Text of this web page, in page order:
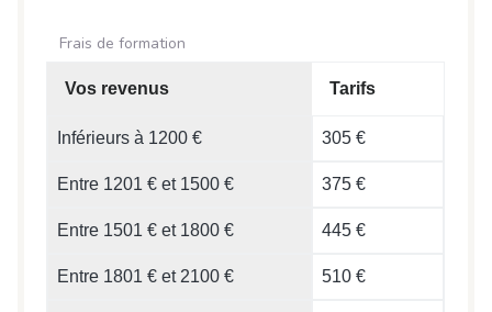
Frais de formation
Vos revenus Tarifs
Inférieurs à 1200 € 305 €
Entre 1201 € et 1500 € 375 €
Entre 1501 € et 1800 € 445 €
Entre 1801 € et 2100 € 510 €